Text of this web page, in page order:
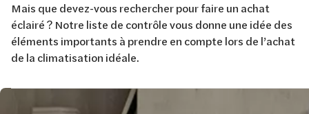
Mais que devez-vous rechercher pour faire un achat
éclairé ? Notre liste de contrôle vous donne une idée des
éléments importants à prendre en compte lors de l’achat
de la climatisation idéale.
Image